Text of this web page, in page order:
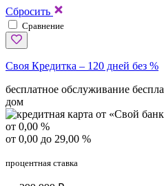
Сбросить
Сравнение
Своя Кредитка – 120 дней без %
бесплатное обслуживание
дом
от 0,00 %
от 0,00 до 29,00 %
процентная ставка